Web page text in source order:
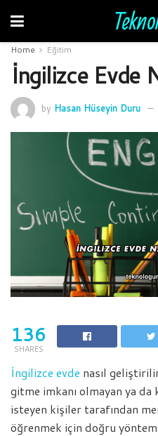
Home Eğitim
İngilizce Evde
by Hasan Hüseyin Duru
136
SHARES
İngilizce evde nasıl
gitme imkanı olmayan ya da
isteyen kişiler tarafından
öğrenmek için doğru